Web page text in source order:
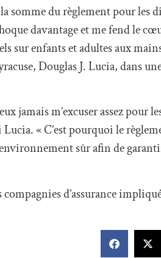
somme du règlement pour les
davantage et me fend le
sur enfants et adultes aux
Douglas J. Lucia, dans
jamais m’excuser assez pour
« C’est pourquoi le
sûr afin de
d’assurance